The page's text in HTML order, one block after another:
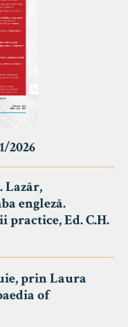
2026
Lazăr,
engleză.
practice, Ed. C.H.
prin Laura
of